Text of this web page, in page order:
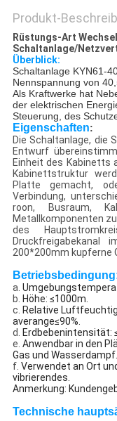
Produkt-
Rüstungs-Art
Schaltanlage/
Überblick:
Schaltanlage KYN61-
Nennspannung von
Als Kraftwerke hat
der elektrischen
Steuerung, des
Eigenschaften:
Die Schaltanlage, die
Entwurf
Einheit des Kabinetts
Kabinettstruktur
Platte gemacht,
Verbindung,
roon, Busraum,
Metallkomponenten
des
Druckfreigabekanal
200*200mm kupferne
a.
b. Höhe: ≤1000m.
c. Relative
averange≤90%.
d. Erdbebenintensität:
e. Anwendbar in den
Gas und Wasserdampf.
f. Verwendet an Ort
vibrierendes.
Anmerkung:
Technische